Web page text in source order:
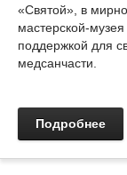
«Святой», в
мастерской-
поддержкой для
медсанчасти.
Подробнее